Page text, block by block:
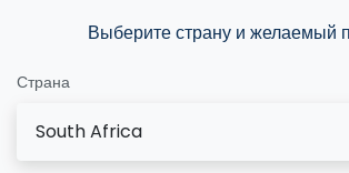
Выберите страну и желаемый
Страна
South Africa